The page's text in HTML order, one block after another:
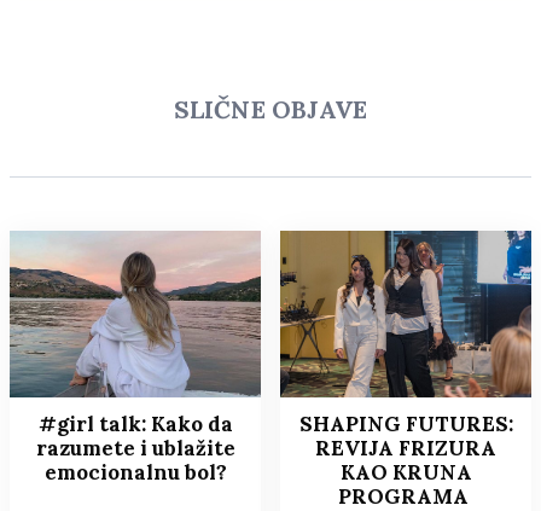
SLIČNE OBJAVE
#girl talk: Kako da
razumete i ublažite
emocionalnu bol?
SHAPING FUTURES:
REVIJA FRIZURA
KAO KRUNA
PROGRAMA